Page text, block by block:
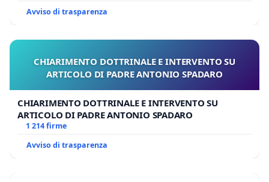
Avviso di trasparenza
CHIARIMENTO DOTTRINALE E INTERVENTO SU
ARTICOLO DI PADRE ANTONIO SPADARO
CHIARIMENTO DOTTRINALE E INTERVENTO SU
ARTICOLO DI PADRE ANTONIO SPADARO
1 214 firme
Avviso di trasparenza